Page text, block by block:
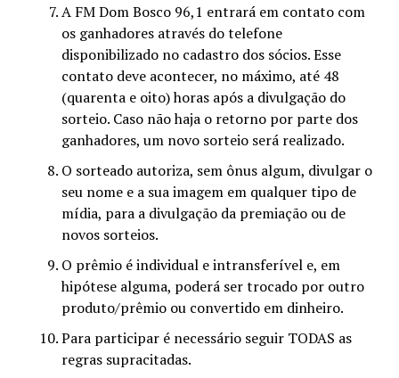
A FM Dom Bosco 96,1 entrará em contato com
os ganhadores através do telefone
disponibilizado no cadastro dos sócios. Esse
contato deve acontecer, no máximo, até 48
(quarenta e oito) horas após a divulgação do
sorteio. Caso não haja o retorno por parte dos
ganhadores, um novo sorteio será realizado.
O sorteado autoriza, sem ônus algum, divulgar o
seu nome e a sua imagem em qualquer tipo de
mídia, para a divulgação da premiação ou de
novos sorteios.
O prêmio é individual e intransferível e, em
hipótese alguma, poderá ser trocado por outro
produto/prêmio ou convertido em dinheiro.
Para participar é necessário seguir TODAS as
regras supracitadas.